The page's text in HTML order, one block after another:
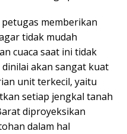
memberikan
tidak mudah
cuaca saat ini tidak
akan sangat kuat
unit terkecil, yaitu
setiap jengkal tanah
diproyeksikan
dalam hal